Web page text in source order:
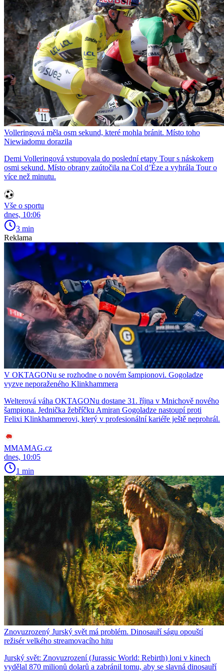
Volleringová měla osm sekund, které mohla bránit. Místo toho
Niewiadomu dorazila
Demi Volleringová vstupovala do poslední etapy Tour s náskokem
osmi sekund. Místo obrany zaútočila na Col d’Èze a vyhrála Tour o
více než minutu.
Vše o sportu
dnes, 10:06
3 min
Reklama
V OKTAGONu se rozhodne o novém šampionovi. Gogoladze
vyzve neporaženého Klinkhammera
Welterová váha OKTAGONu dostane 31. října v Mnichově nového
šampiona. Jednička žebříčku Amiran Gogoladze nastoupí proti
Felixi Klinkhammerovi, který v profesionální kariéře ještě neprohrál.
MMAMAG.cz
dnes, 10:05
1 min
Znovuzrozený Jurský svět má problém. Dinosauří ságu opouští
režisér velkého streamovacího hitu
Jurský svět: Znovuzrození (Jurassic World: Rebirth) loni v kinech
vydělal 870 milionů dolarů a zabránil tomu, aby se slavná dinosauří